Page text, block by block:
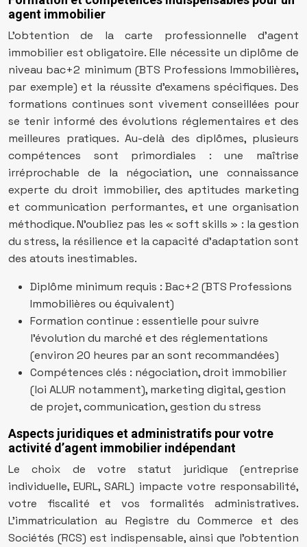
agent immobilier
L’obtention de la carte professionnelle d’agent
immobilier est obligatoire. Elle nécessite un diplôme de
niveau bac+2 minimum (BTS Professions Immobilières,
par exemple) et la réussite d’examens spécifiques. Des
formations continues sont vivement conseillées pour
se tenir informé des évolutions réglementaires et des
meilleures pratiques. Au-delà des diplômes, plusieurs
compétences sont primordiales : une maîtrise
irréprochable de la négociation, une connaissance
experte du droit immobilier, des aptitudes marketing
et communication performantes, et une organisation
méthodique. N’oubliez pas les « soft skills » : la gestion
du stress, la résilience et la capacité d’adaptation sont
des atouts inestimables.
Diplôme minimum requis : Bac+2 (BTS Professions
Immobilières ou équivalent)
Formation continue : essentielle pour suivre
l’évolution du marché et des réglementations
(environ 20 heures par an sont recommandées)
Compétences clés : négociation, droit immobilier
(loi ALUR notamment), marketing digital, gestion
de projet, communication, gestion du stress
Aspects juridiques et administratifs pour votre
activité d’agent immobilier indépendant
Le choix de votre statut juridique (entreprise
individuelle, EURL, SARL) impacte votre responsabilité,
votre fiscalité et vos formalités administratives.
L’immatriculation au Registre du Commerce et des
Sociétés (RCS) est indispensable, ainsi que l’obtention